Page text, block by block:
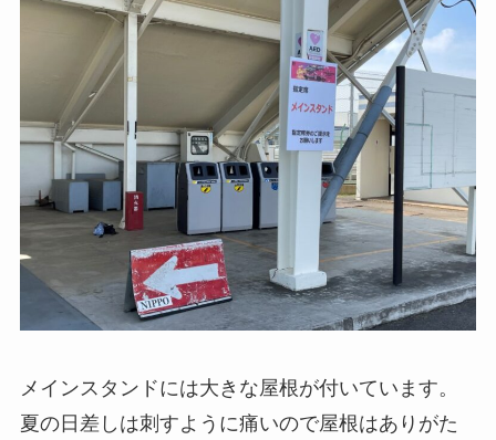
メインスタンドには大きな屋根が付いています。
夏の日差しは刺すように痛いので屋根はありがた